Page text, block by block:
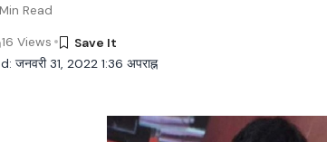
जनवरी 31, 2022 1:36 अपराह्न
16 Views
Read